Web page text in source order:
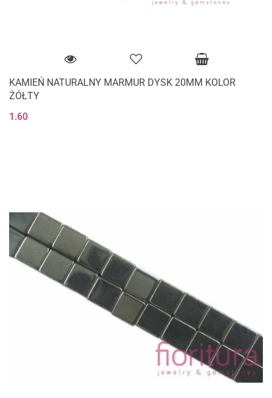
KAMIEŃ NATURALNY MARMUR DYSK 20MM KOLOR
ŻÓŁTY
1.60